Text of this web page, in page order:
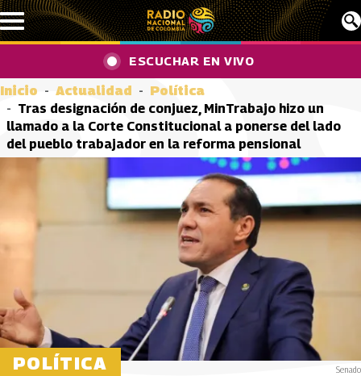
Pasar al contenido principal
ESCUCHAR EN VIVO
Inicio Actualidad
Política
Tras designación de conjuez, MinTrabajo hizo un
llamado a la Corte Constitucional a ponerse del lado
del pueblo trabajador en la reforma pensional
POLÍTICA Senado